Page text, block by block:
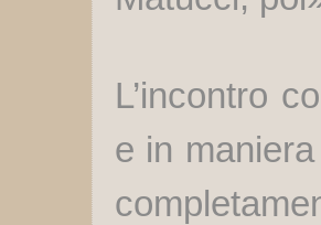
L’incontro
e in